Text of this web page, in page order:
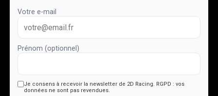
Votre e-mail
Prénom (optionnel)
Je consens à recevoir la newsletter de 2D Racing. RGPD : vos
données ne sont pas revendues.